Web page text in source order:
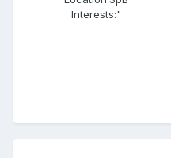
Interests:"